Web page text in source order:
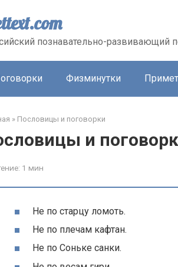
познавательно-развивающий
Физминутки
» Пословицы и поговорки
и
1 мин
Не по старцу ломоть.
Не по плечам кафтан.
Не по Соньке санки.